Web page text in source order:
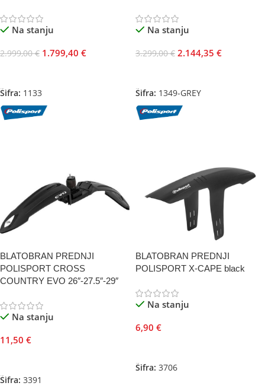
Na stanju
2.999,00€ 1.799,40 €
Šifra: 1133
Na stanju
3.299,00€ 2.144,35 €
Šifra: 1349-GREY
BLATOBRAN PREDNJI
POLISPORT CROSS
COUNTRY EVO 26″-27.5″-29″
Na stanju
11,50 €
Šifra: 3391
BLATOBRAN PREDNJI
POLISPORT X-CAPE black
Na stanju
6,90 €
Šifra: 3706